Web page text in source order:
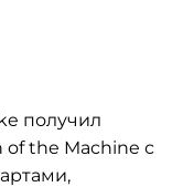
получил
of the Machine с